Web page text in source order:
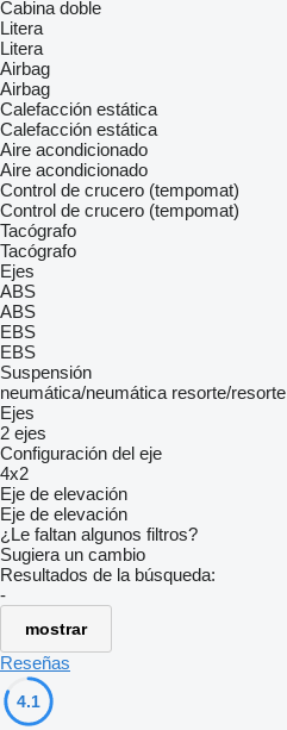
Cabina doble
Litera
Litera
Airbag
Airbag
Calefacción estática
Calefacción estática
Aire acondicionado
Aire acondicionado
Control de crucero (tempomat)
Control de crucero (tempomat)
Tacógrafo
Tacógrafo
Ejes
ABS
ABS
EBS
EBS
Suspensión
neumática/neumática resorte/resorte
Ejes
2 ejes
Configuración del eje
4x2
Eje de elevación
Eje de elevación
¿Le faltan algunos filtros?
Sugiera un cambio
Resultados de la búsqueda:
-
mostrar
Reseñas
4.1